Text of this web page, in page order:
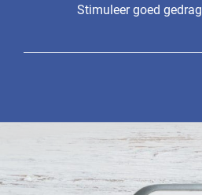
Stimuleer goed gedrag